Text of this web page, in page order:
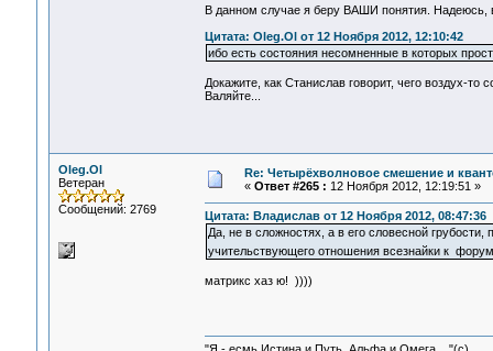
В данном случае я беру ВАШИ понятия.
Цитата: Oleg.Ol от 12 Ноября 2012, 12:10:42
ибо есть состояния несомненные в которых
Докажите, как Станислав говорит, чего воздух-то
Валяйте...
Oleg.Ol
Ветеран
Сообщений: 2769
Re: Четырёхволновое смешение и
« Ответ #265 : 12 Ноября 2012, 12:19:51 »
Цитата: Владислав от 12 Ноября 2012, 08:47:36
Да, не в сложностях, а в его словесной грубости,
учительствующего отношения всезнайки к
матрикс хаз ю! ))))